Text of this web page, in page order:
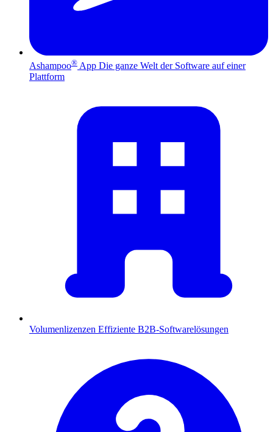
Ashampoo® App Die ganze Welt der Software auf einer
Plattform
Volumenlizenzen Effiziente B2B-Softwarelösungen